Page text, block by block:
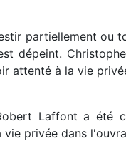
partiellement ou
dépeint.
attenté à la vie
Laffont a
privée dans